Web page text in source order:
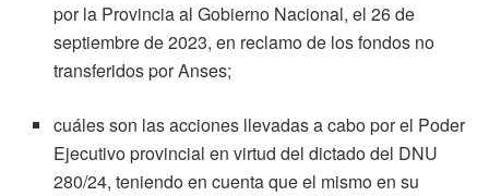
por la Provincia al Gobierno Nacional, el 26 de
septiembre de 2023, en reclamo de los fondos no
transferidos por Anses;
cuáles son las acciones llevadas a cabo por el Poder
Ejecutivo provincial en virtud del dictado del DNU
280/24, teniendo en cuenta que el mismo en su